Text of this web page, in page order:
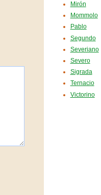
Mirón
Mommolo
Pablo
Segundo
Severiano
Severo
Sigrada
Ternacio
Victorino